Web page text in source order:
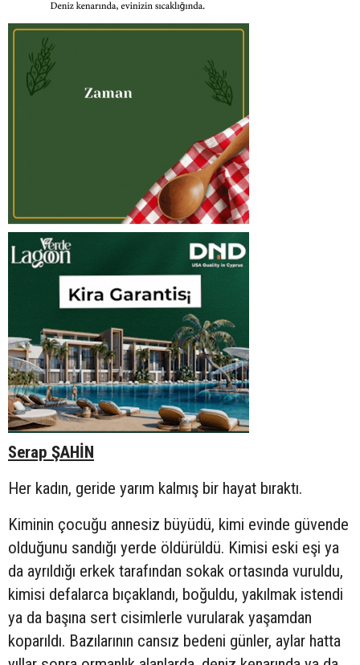
Serap ŞAHİN
Her kadın, geride yarım kalmış bir hayat bıraktı.
Kiminin çocuğu annesiz büyüdü, kimi evinde güvende
olduğunu sandığı yerde öldürüldü. Kimisi eski eşi ya
da ayrıldığı erkek tarafından sokak ortasında vuruldu,
kimisi defalarca bıçaklandı, boğuldu, yakılmak istendi
ya da başına sert cisimlerle vurularak yaşamdan
koparıldı. Bazılarının cansız bedeni günler, aylar hatta